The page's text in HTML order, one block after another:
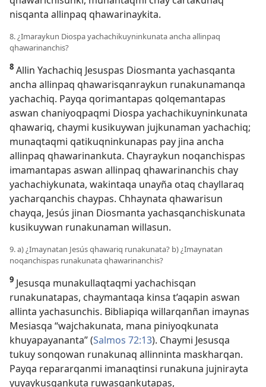
nisqanta allinpaq qhawarinaykita.
8. ¿Imaraykun Diospa yachachikuyninkunata ancha allinpaq
qhawarinanchis?
8 Allin Yachachiq Jesuspas Diosmanta yachasqanta
ancha allinpaq qhawarisqanraykun runakunamanqa
yachachiq. Payqa qorimantapas qolqemantapas
aswan chaniyoqpaqmi Diospa yachachikuyninkunata
qhawariq, chaymi kusikuywan jujkunaman yachachiq;
munaqtaqmi qatikuqninkunapas pay jina ancha
allinpaq qhawarinankuta. Chayraykun noqanchispas
imamantapas aswan allinpaq qhawarinanchis chay
yachachiykunata, wakintaqa unayña otaq chayllaraq
yacharqanchis chaypas. Chhaynata qhawarisun
chayqa, Jesús jinan Diosmanta yachasqanchiskunata
kusikuywan runakunaman willasun.
9. a) ¿Imaynatan Jesús qhawariq runakunata? b) ¿Imaynatan
noqanchispas runakunata qhawarinanchis?
9 Jesusqa munakullaqtaqmi yachachisqan
runakunatapas, chaymantaqa kinsa t’aqapin aswan
allinta yachasunchis. Bibliapiqa willarqanñan imaynas
Mesiasqa “wajchakunata, mana piniyoqkunata
khuyapayananta” (Salmos 72:13). Chaymi Jesusqa
tukuy sonqowan runakunaq allinninta maskharqan.
Payqa repararqanmi imanaqtinsi runakuna jujnirayta
yuyaykusqankuta ruwasqankutapas,